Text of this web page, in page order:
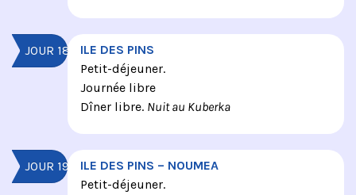
JOUR 18
ILE DES PINS
Petit-déjeuner.
Journée libre
Dîner libre. Nuit au Kuberka
JOUR 19
ILE DES PINS – NOUMEA
Petit-déjeuner.